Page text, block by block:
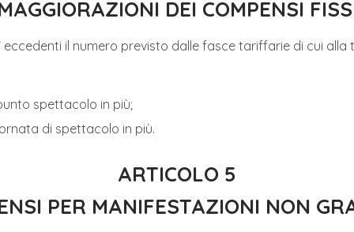
DEI COMPENSI
il numero previsto dalle fasce tariffarie di cui
spettacolo in più;
di spettacolo in più.
ARTICOLO 5
PER MANIFESTAZIONI NON